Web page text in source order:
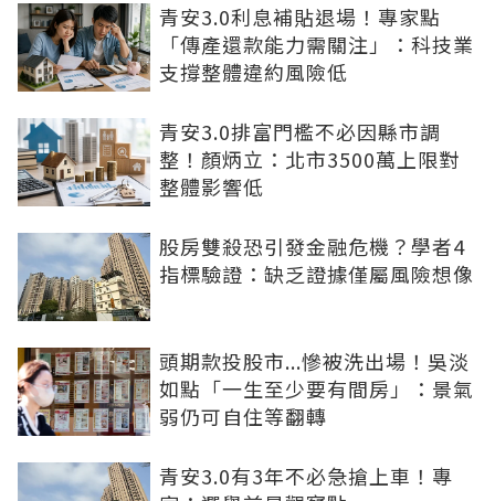
青安3.0利息補貼退場！專家點
「傳產還款能力需關注」：科技業
支撐整體違約風險低
青安3.0排富門檻不必因縣市調
整！顏炳立：北市3500萬上限對
整體影響低
股房雙殺恐引發金融危機？學者4
指標驗證：缺乏證據僅屬風險想像
頭期款投股市...慘被洗出場！吳淡
如點「一生至少要有間房」：景氣
弱仍可自住等翻轉
青安3.0有3年不必急搶上車！專